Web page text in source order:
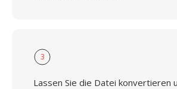
3
Lassen Sie die Datei konvertieren